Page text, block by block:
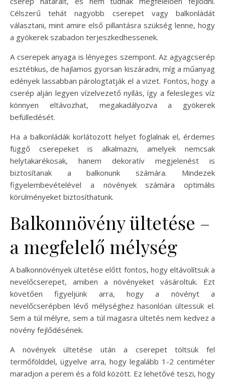
Célszerű tehát nagyobb cserepet vagy balkonládát
választani, mint amire első pillantásra szükség lenne, hogy
a gyökerek szabadon terjeszkedhessenek.
A cserepek anyaga is lényeges szempont. Az agyagcserép
esztétikus, de hajlamos gyorsan kiszáradni, míg a műanyag
edények lassabban párologtatják el a vizet. Fontos, hogy a
cserép alján legyen vízelvezető nyílás, így a felesleges víz
könnyen eltávozhat, megakadályozva a gyökerek
befülledését.
Ha a balkonládák korlátozott helyet foglalnak el, érdemes
függő cserepeket is alkalmazni, amelyek nemcsak
helytakarékosak, hanem dekoratív megjelenést is
biztosítanak a balkonunk számára. Mindezek
figyelembevételével a növények számára optimális
körülményeket biztosíthatunk.
Balkonnövény ültetése –
a megfelelő mélység
A balkonnövények ültetése előtt fontos, hogy eltávolítsuk a
nevelőcserepet, amiben a növényeket vásároltuk. Ezt
követően figyeljünk arra, hogy a növényt a
nevelőcserépben lévő mélységhez hasonlóan ültessük el.
Sem a túl mélyre, sem a túl magasra ültetés nem kedvez a
növény fejlődésének.
A növények ültetése után a cserepet töltsük fel
termőfölddel, ügyelve arra, hogy legalább 1-2 centiméter
maradjon a perem és a föld között. Ez lehetővé teszi, hogy